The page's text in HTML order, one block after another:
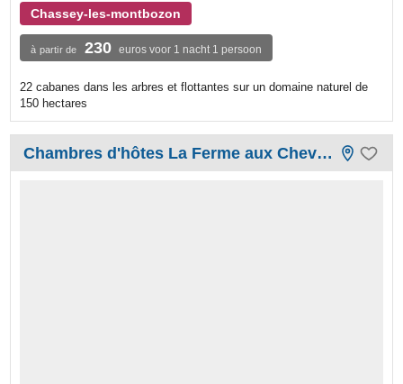
Chassey-les-montbozon
à partir de 230 euros voor 1 nacht 1 persoon
22 cabanes dans les arbres et flottantes sur un domaine naturel de
150 hectares
Chambres d'hôtes La Ferme aux Chevaux